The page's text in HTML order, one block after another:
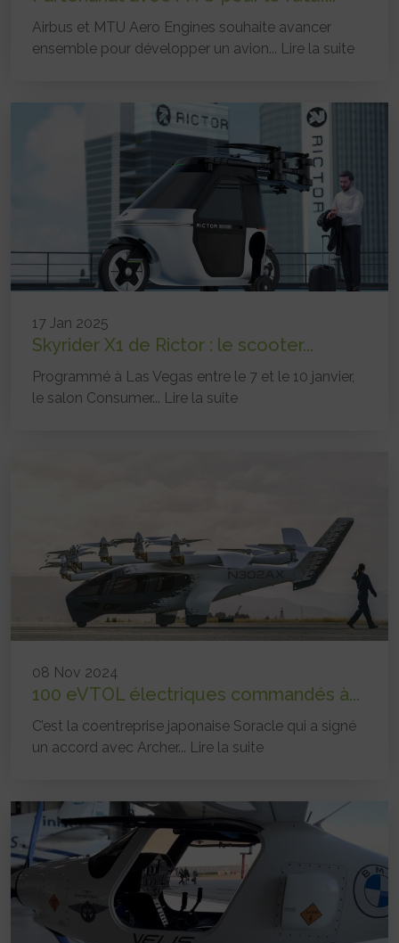
Airbus et MTU Aero Engines souhaite avancer
ensemble pour développer un avion... Lire la suite
17 Jan 2025
Skyrider X1 de Rictor : le scooter...
Programmé à Las Vegas entre le 7 et le 10 janvier,
le salon Consumer... Lire la suite
08 Nov 2024
100 eVTOL électriques commandés à...
C’est la coentreprise japonaise Soracle qui a signé
un accord avec Archer... Lire la suite